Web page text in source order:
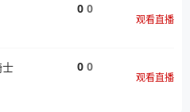
0 0
观看直播
0 0
观看直播